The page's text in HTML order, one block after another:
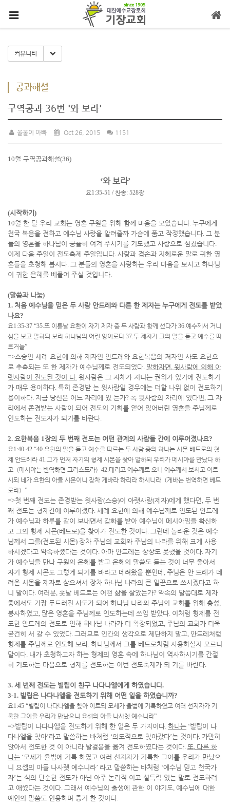
커뮤니티 Toggle Dropdown
공과해설
구역공과 36번 '와 보라'
울울이 아빠 Oct 26, 2015 1151
10월 구역공과해설(36)
‘와 보라’
요1:35-51 / 찬송: 528장
(시작하기 )
10월 한 달 우리 교회는 영혼 구원을 위해 함께 마음을 모았습니다. 누구에게
천국 복음을 전하고 예수님 사랑을 알려줄까 가슴에 품고 작정했습니다. 그 분
들의 영혼을 하나님이 긍휼히 여겨 주시기를 기도했고 사랑으로 섬겼습니다.
이제 다음 주일이 전도축제 주일입니다. 사랑과 겸손과 지혜로운 말로 귀한 영
혼들을 초청해 봅시다. 그 분들의 영혼을 사랑하는 우리 마음을 보시고 하나님
이 귀한 은혜를 베풀어 주실 것입니다.
(말씀과 나눔)
1. 처음 예수님을 믿은 두 사람 안드레와 다른 한 제자는 누구에게 전도를 받았
나요?
요1:35-37 “35.또 이튿날 요한이 자기 제자 중 두 사람과 함께 섰다가 36.예수께서 거니
심을 보고 말하되 보라 하나님의 어린 양이로다 37.두 제자가 그의 말을 듣고 예수를 따
르거늘”
=>스승인 세례 요한에 의해 제자인 안드레와 요한복음의 저자인 사도 요한으
로 추측되는 또 한 제자가 예수님께로 전도되었다. 말하자면, 윗사람에 의해 아
랫사람이 전도된 것이 다. 윗사람은 그 자체가 지니는 권위가 있기에 전도하기
가 매우 용이하다. 특히 존경받 는 윗사람일 경우에는 더할 나위 없이 전도하기
용이하다. 지금 당신은 어느 자리에 있 는가? 혹 윗사람의 자리에 있다면, 그 자
리에서 존경받는 사람이 되어 전도의 기회를 얻어 잃어버린 영혼을 주님께로
인도하는 전도자가 되기를 바란다.
2. 요한복음 1장의 두 번째 전도는 어떤 관계의 사람들 간에 이루어졌나요?
요1:40-42 “40.요한의 말을 듣고 예수를 따르는 두 사람 중의 하나는 시몬 베드로의 형
제 안드레라 41.그가 먼저 자기의 형제 시몬을 찾아 말하되 우리가 메시야를 만났다 하
고 （메시야는 번역하면 그리스도라） 42.데리고 예수께로 오니 예수께서 보시고 이르
시되 네가 요한의 아들 시몬이니 장차 게바라 하리라 하시니라 （게바는 번역하면 베드
로라） ”
=>첫 번째 전도는 존경받는 윗사람(스승)이 아랫사람(제자)에게 했다면, 두 번
째 전도는 형제간에 이루어졌다. 세례 요한에 의해 예수님께로 인도된 안드레
가 예수님과 하루를 같이 보내면서 감화를 받아 예수님이 메시아임을 확신하
고 그의 형제 시몬(베드로)을 찾아가 전도한 것이다. 그런데 놀라운 것은 예수
님께서 그를(전도된 시몬) 장차 주님의 교회와 주님의 나라를 위해 크게 사용
하시겠다고 약속하셨다는 것이다. 아마 안드레는 상상도 못했을 것이다. 자기
가 예수님을 만나 구원의 은혜를 받고 은혜의 말씀도 듣는 것이 너무 좋아서
자기 형제 시몬도 그렇게 되기를 바라고 데려왔을 뿐인데 , 주님은 안 드레가 데
려온 시몬을 제자로 삼으셔서 장차 하나님 나라의 큰 일꾼으로 쓰시겠다고 하
니 말이다. 여러분, 훗날 베드로는 어떤 삶을 살았는가? 약속의 말씀대로 제자
중에서도 가장 두드러진 사도가 되어 하나님 나라와 주님의 교회를 위해 충성,
봉사하였고, 많은 영혼을 주님께로 인도하는데 쓰임 받았다. 이처럼 형제를 전
도한 안드레의 전도로 인해 하나님 나라가 더 확장되었고, 주님의 교회가 더욱
굳건히 서 갈 수 있었다. 그러므로 인간의 생각으로 제단하지 말고, 안드레처럼
형제를 주님께로 인도해 보라. 하나님께서 그를 베드로처럼 사용하실지 모르니
말이다. 내가 초청하고자 하는 형제의 영혼 속에 하나님이 역사하시기를 간절
히 기도하는 마음으로 형제를 전도하는 이번 전도축제가 되 기를 바란다.
3. 세 번째 전도는 빌립이 친구 나다나엘에게 하였습니다.
3-1. 빌립은 나다나엘을 전도하기 위해 어떤 일을 하였습니까?
요1:45 “빌립이 나다나엘을 찾아 이르되 모세가 율법에 기록하였고 여러 선지자가 기
록한 그이를 우리가 만났으니 요셉의 아들 나사렛 예수니라”
=>빌립이 나다나엘을 전도하기 위해 한 일은 두 가지이다. 하나는 ‘빌립이 나
다나엘을 찾아’라고 말씀하는 바처럼 ‘의도적으로 찾아갔다’는 것이다. 가만히
앉아서 전도한 것 이 아니라 발걸음을 옮겨 전도하였다는 것이다. 또, 다른 하
나는 ‘모세가 율법에 기록 하였고 여러 선지자가 기록한 그이를 우리가 만났으
니 요셉의 아들 나사렛 예수니라’ 라고 말씀하는 바처럼 ‘예수님 믿고 천국가
자’는 식의 단순한 전도가 아닌 아주 논리적 이고 설득력 있는 말로 전도하려
고 애썼다는 것이다. 그래서 예수님의 출생에 관한 이 야기도, 예수님에 대한
예언의 말씀도 인용하며 증거 한 것이다.